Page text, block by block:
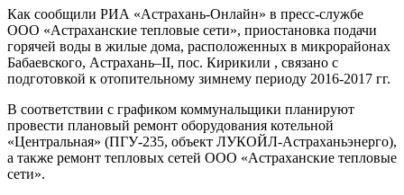
Как сообщили РИА «Астрахань-Онлайн» в пресс-службе
ООО «Астраханские тепловые сети», приостановка подачи
горячей воды в жилые дома, расположенных в микрорайонах
Бабаевского, Астрахань–II, пос. Кирикили , связано с
подготовкой к отопительному зимнему периоду 2016-2017 гг.
В соответствии с графиком коммунальщики планируют
провести плановый ремонт оборудования котельной
«Центральная» (ПГУ-235, объект ЛУКОЙЛ-Астраханьэнерго),
а также ремонт тепловых сетей ООО «Астраханские тепловые
сети».